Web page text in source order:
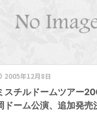
2005年12月8日
スチルドームツアー
ドーム公演、追加発売